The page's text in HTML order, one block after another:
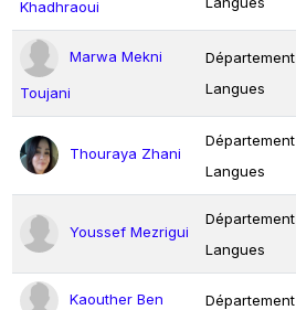
Khadhraoui
Marwa Mekni
Toujani
Département
Langues
Thouraya Zhani
Département
Langues
Youssef Mezrigui
Département
Langues
Kaouther Ben
Département